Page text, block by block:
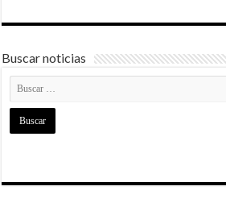
Buscar noticias